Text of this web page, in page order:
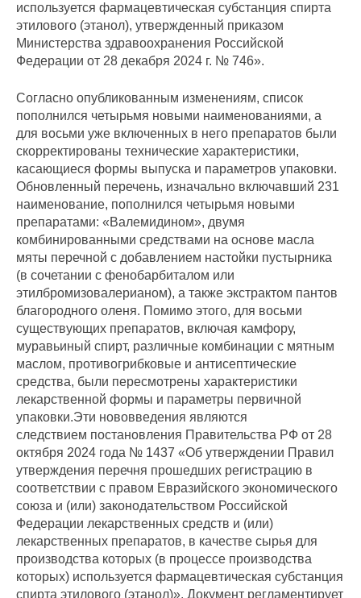
используется фармацевтическая субстанция спирта
этилового (этанол), утвержденный приказом
Министерства здравоохранения Российской
Федерации от 28 декабря 2024 г. № 746».
Согласно опубликованным изменениям, список
пополнился четырьмя новыми наименованиями, а
для восьми уже включенных в него препаратов были
скорректированы технические характеристики,
касающиеся формы выпуска и параметров упаковки.
Обновленный перечень, изначально включавший 231
наименование, пополнился четырьмя новыми
препаратами: «Валемидином», двумя
комбинированными средствами на основе масла
мяты перечной с добавлением настойки пустырника
(в сочетании с фенобарбиталом или
этилбромизовалерианом), а также экстрактом пантов
благородного оленя. Помимо этого, для восьми
существующих препаратов, включая камфору,
муравьиный спирт, различные комбинации с мятным
маслом, противогрибковые и антисептические
средства, были пересмотрены характеристики
лекарственной формы и параметры первичной
упаковки.Эти нововведения являются
следствием постановления Правительства РФ от 28
октября 2024 года № 1437 «Об утверждении Правил
утверждения перечня прошедших регистрацию в
соответствии с правом Евразийского экономического
союза и (или) законодательством Российской
Федерации лекарственных средств и (или)
лекарственных препаратов, в качестве сырья для
производства которых (в процессе производства
которых) используется фармацевтическая субстанция
спирта этилового (этанол)». Документ регламентирует